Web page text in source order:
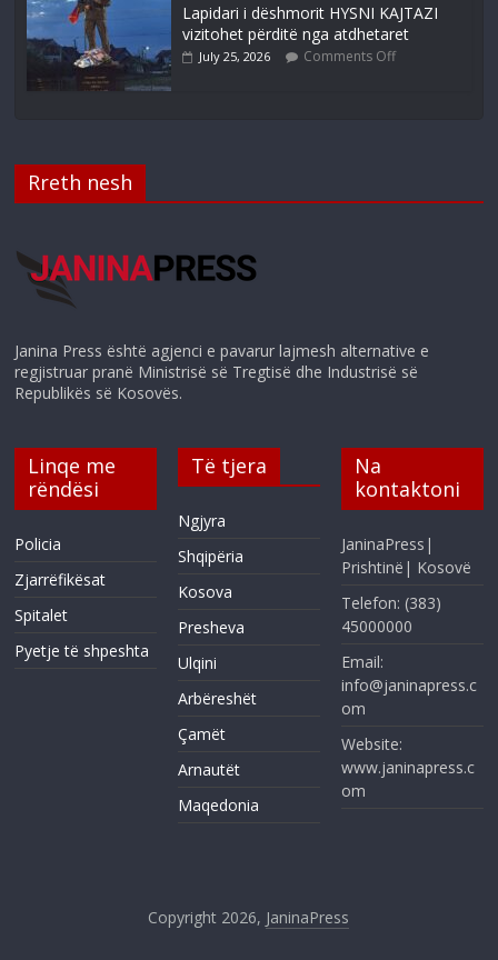
Lapidari i dëshmorit HYSNI KAJTAZI
vizitohet përditë nga atdhetaret
July 25, 2026 Comments Off
Rreth nesh
Janina Press është agjenci e pavarur lajmesh alternative e
regjistruar pranë Ministrisë së Tregtisë dhe Industrisë së
Republikës së Kosovës.
Linqe me
rëndësi
Policia
Zjarrëfikësat
Spitalet
Pyetje të shpeshta
Të tjera
Ngjyra
Shqipëria
Kosova
Presheva
Ulqini
Arbëreshët
Çamët
Arnautët
Maqedonia
Na
kontaktoni
JaninaPress|
Prishtinë| Kosovë
Telefon: (383)
45000000
Email:
info@janinapress.c
om
Website:
www.janinapress.c
om
Copyright 2026, JaninaPress